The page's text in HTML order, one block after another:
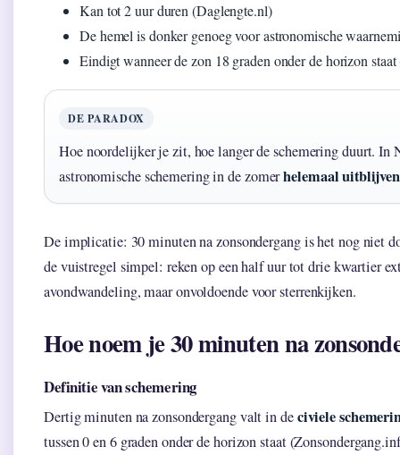
Kan tot 2 uur duren (Daglengte.nl)
De hemel is donker genoeg voor astronomische
Eindigt wanneer de zon 18 graden onder de horizon
DE PARADOX
Hoe noordelijker je zit, hoe langer de schemering duurt. In
astronomische schemering in de zomerhelemaal uitblijven
De implicatie: 30 minuten na zonsondergang is het nog niet
de vuistregel simpel: reken op een half uur tot drie kwartier
avondwandeling, maar onvoldoende voor sterrenkijken.
Hoe noem je 30 minuten na
Definitie van schemering
Dertig minuten na zonsondergang valt in deciviele
tussen 0 en 6 graden onder de horizon staat